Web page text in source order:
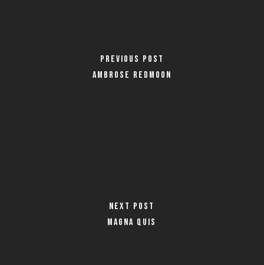
Previous Post
Ambrose Redmoon
Next Post
Magna Quis